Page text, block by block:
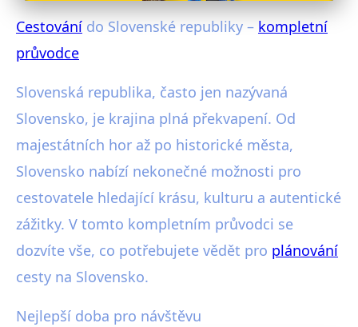
Cestování do Slovak Republic –
kompletní průvodce
Cestování do Slovenské republiky – kompletní
průvodce
Slovenská republika, často jen nazývaná
Slovensko, je krajina plná překvapení. Od
majestátních hor až po historické města,
Slovensko nabízí nekonečné možnosti pro
cestovatele hledající krásu, kulturu a autentické
zážitky. V tomto kompletním průvodci se
dozvíte vše, co potřebujete vědět pro plánování
cesty na Slovensko.
Nejlepší doba pro návštěvu